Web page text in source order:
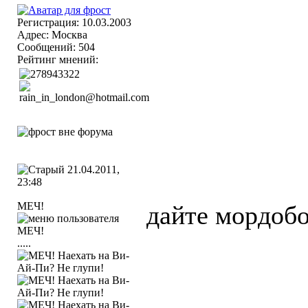
Регистрация: 10.03.2003
Адрес: Москва
Сообщений: 504
Рейтинг мнений:
21.04.2011,
23:48
МЕЧ!
.....
дайте